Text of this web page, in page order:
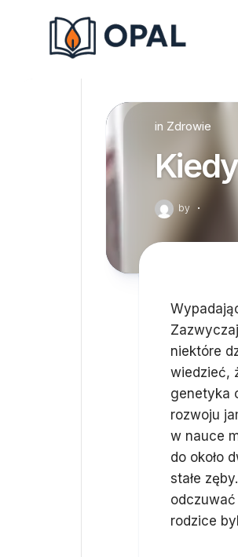
in Zdrowie
by ·
niektóre
wiedzieć,
genetyka
rozwoju
w nauce
do około
stałe
rodzice